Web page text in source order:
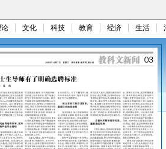
文化 科技 教育 经济 生活